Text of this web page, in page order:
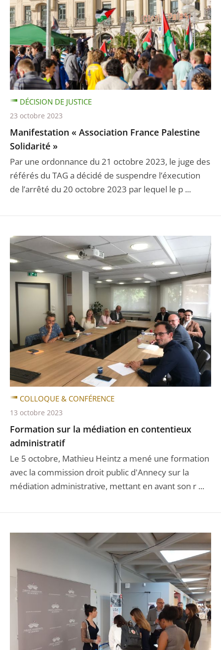
Manifestation « Association France Palestine
Solidarité »
Par une ordonnance du 21 octobre 2023, le juge des
référés du TAG a décidé de suspendre l’éxecution
de l’arrêté du 20 octobre 2023 par lequel le p ...
DÉCISION DE JUSTICE
23 octobre 2023
Formation sur la médiation en contentieux
administratif
Le 5 octobre, Mathieu Heintz a mené une formation
avec la commission droit public d'Annecy sur la
médiation administrative, mettant en avant son r ...
COLLOQUE & CONFÉRENCE
13 octobre 2023